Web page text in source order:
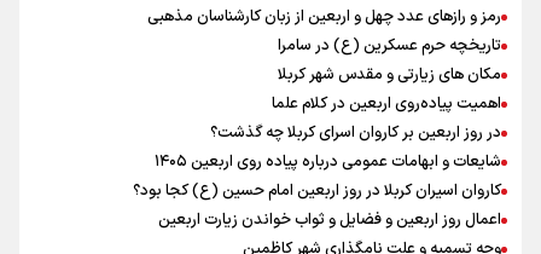
معاون وزیر خارجه : مذاکره نه معجزه است و نه خیانت
پخش قسمت اول گفت‌وگوی رئیس‌جمهور بعد از خبر ۲۲
ازهوش مصنوعی تا طلای مجازی/ شجیع: با نگاه بدبینانه هم نتایج هانگژو
را در ناگویا تکرار می‌کنیم+ فیلم
ارتش در آمادگی کامل قرار دارد/ توان رزم ارتش بی وقفه در حال ارتقا است
امیررضا غلامی، ملی پوش تکواندو : تمرکزم روی مسابقات پاکستان است نه
بازی های آسیایی
ونس: ایرانی‌ها مذاکره‌کنندگان سرسختی هستند
پزشکیان: رهبر شهید سرمایه و پشتوانه بزرگی برای ما بود
رمز و رازهای عدد چهل و اربعین از زبان کارشناسان مذهبی
تاریخچه حرم عسکرین (ع) در سامرا
مکان های زیارتی و مقدس شهر کربلا
اهمیت پیاده‌روی اربعین در کلام علما
در روز اربعین بر کاروان اسرای کربلا چه گذشت؟
شایعات و ابهامات عمومی درباره پیاده روی اربعین ۱۴۰۵
کاروان اسیران کربلا در روز اربعین امام حسین (ع) کجا بود؟
اعمال روز اربعین و فضایل و ثواب خواندن زیارت اربعین